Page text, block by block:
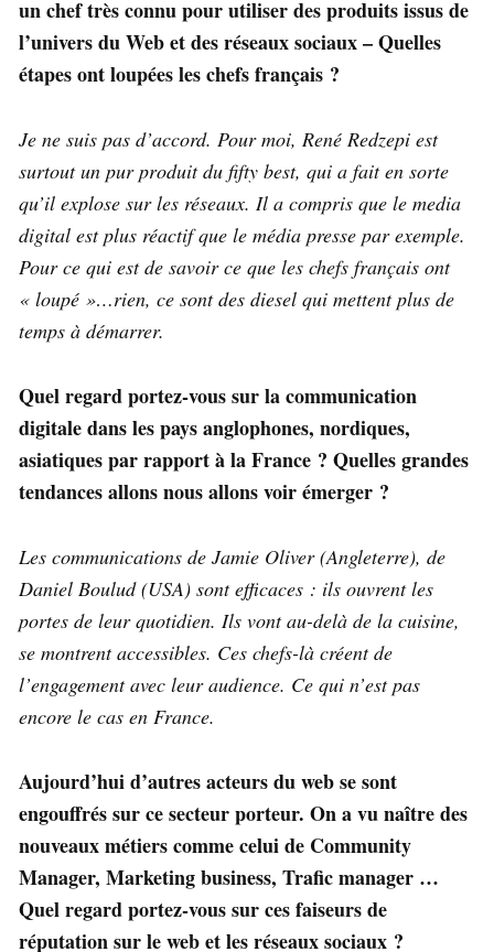
un chef très connu pour utiliser des produits issus de
l’univers du Web et des réseaux sociaux – Quelles
étapes ont loupées les chefs français ?
Je ne suis pas d’accord. Pour moi, René Redzepi est
surtout un pur produit du fifty best, qui a fait en sorte
qu’il explose sur les réseaux. Il a compris que le media
digital est plus réactif que le média presse par exemple.
Pour ce qui est de savoir ce que les chefs français ont
« loupé »…rien, ce sont des diesel qui mettent plus de
temps à démarrer.
Quel regard portez-vous sur la communication
digitale dans les pays anglophones, nordiques,
asiatiques par rapport à la France ? Quelles grandes
tendances allons nous allons voir émerger ?
Les communications de Jamie Oliver (Angleterre), de
Daniel Boulud (USA) sont efficaces : ils ouvrent les
portes de leur quotidien. Ils vont au-delà de la cuisine,
se montrent accessibles. Ces chefs-là créent de
l’engagement avec leur audience. Ce qui n’est pas
encore le cas en France.
Aujourd’hui d’autres acteurs du web se sont
engouffrés sur ce secteur porteur. On a vu naître des
nouveaux métiers comme celui de Community
Manager, Marketing business, Trafic manager …
Quel regard portez-vous sur ces faiseurs de
réputation sur le web et les réseaux sociaux ?